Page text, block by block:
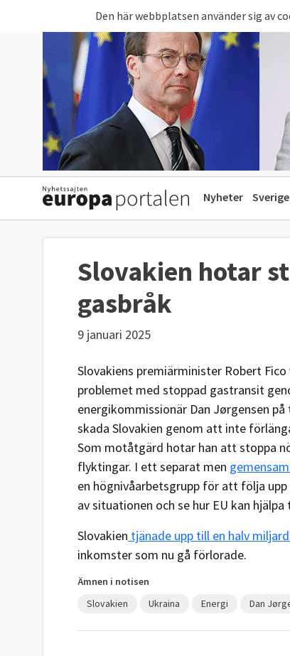
Den här webbplatsen använder sig av
Nyheter Sverige
Slovakien hotar
gasbråk
9 januari 2025
Slovakiens premiärminister Robert
problemet med stoppad gastransit
energikommissionär Dan Jørgensen
skada Slovakien genom att inte
Som motåtgärd hotar han att stoppa
flyktingar. I ett separat men
en högnivåarbetsgrupp för att följa
av situationen och se hur EU kan hjälpa
Slovakien tjänade upp till en halv
inkomster som nu gå förlorade.
Ämnen i notisen
Slovakien
Ukraina Energi Dan